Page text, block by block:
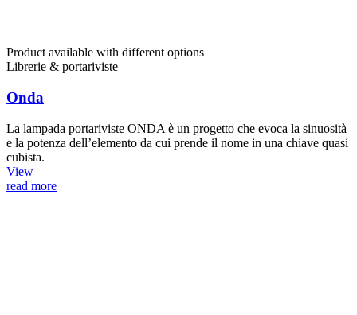
Product available with different options
Librerie & portariviste
Onda
La lampada portariviste ONDA è un progetto che evoca la sinuosità
e la potenza dell’elemento da cui prende il nome in una chiave quasi
cubista.
View
read more